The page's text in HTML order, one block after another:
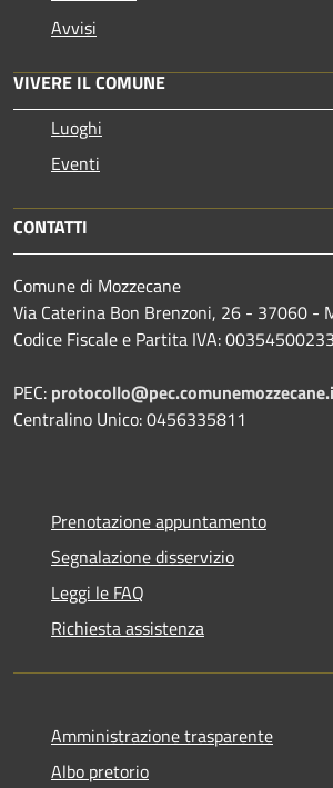
Avvisi
VIVERE IL COMUNE
Luoghi
Eventi
CONTATTI
Comune di Mozzecane
Via Caterina Bon Brenzoni, 26 - 37060 -
Codice Fiscale e Partita IVA: 00354500233
PEC:
Centralino Unico: 0456335811
Prenotazione appuntamento
Segnalazione disservizio
Leggi le FAQ
Richiesta assistenza
Amministrazione trasparente
Albo pretorio